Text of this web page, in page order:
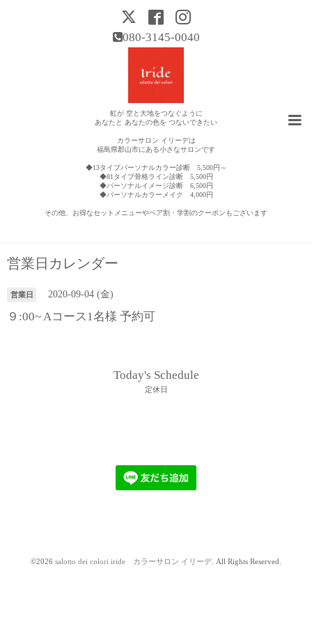
080-3145-0040
虹が 空と大地をつなぐように
あなたと あなたの色を つないできたい
カラーサロン イリーデは
福島県郡山市にある小さなサロンです
◆13タイプパーソナルカラー診断 5,500円～
◆81タイプ骨格ライン診断 5,500円
◆パーソナルイメージ診断 6,500円
◆パーソナルカラーメイク 4,000円
その他、お得なセットメニューやペア割・学割のクーポンもございます
営業日カレンダー
営業日 2020-09-04 (金)
９:00~ Aコース1名様 予約可
Today's Schedule
定休日
©2026 salotto dei colori iride カラーサロン イリーデ. All Rights Reserved.